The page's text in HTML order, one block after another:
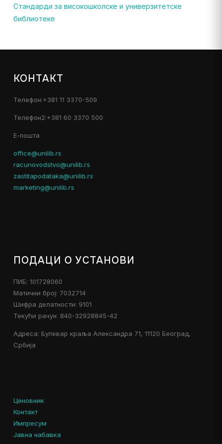
Стандарди за високошколске и универзитетске
библиотеке
КОНТАКТ
Телефон:+381 11 3370-509
Телефон2:+381 60 3370 500
Е-пошта
office@unilib.rs
racunovodstvo@unilib.rs
zastitapodataka@unilib.rs
marketing@unilib.rs
ПОДАЦИ О УСТАНОВИ
ПИБ: 101728060
Матични број: 7032714
Шифра делатности: 9101
Текући рачун: 840-32928845-42
Адреса: Булевар краља Александра 71, 11120 Београд,
Србија
Ценовник
Контакт
Импресум
Јавна набавка